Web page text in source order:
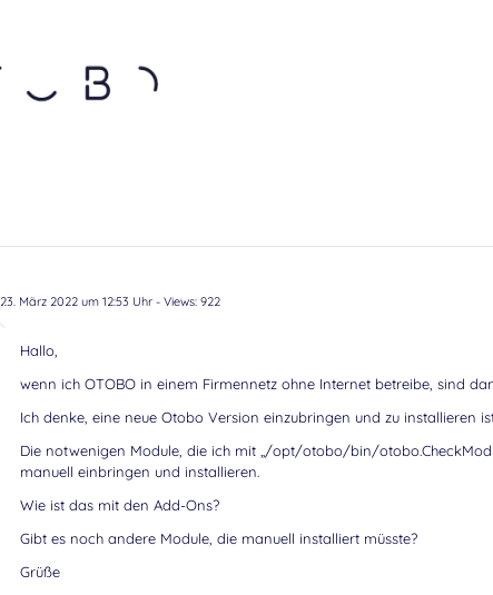
23. März 2022 um 12:53 Uhr- Views: 922
Hallo,
wenn ich OTOBO in einem Firmennetz ohne Internet betreibe, sind
Ich denke, eine neue Otobo Version einzubringen und zu installieren
Die notwenigen Module, die ich mit „/opt/otobo/bin/
manuell einbringen und installieren.
Wie ist das mit den Add-Ons?
Gibt es noch andere Module, die manuell installiert müsste?
Grüße